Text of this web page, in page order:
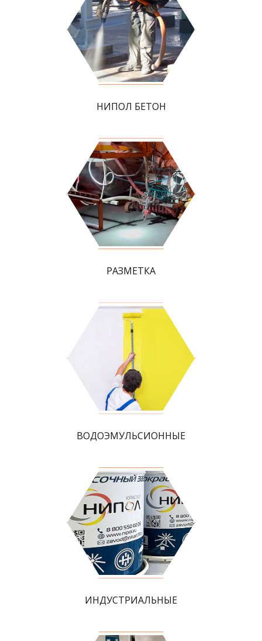
НИПОЛ БЕТОН
РАЗМЕТКА
ВОДОЭМУЛЬСИОННЫЕ
ИНДУСТРИАЛЬНЫЕ